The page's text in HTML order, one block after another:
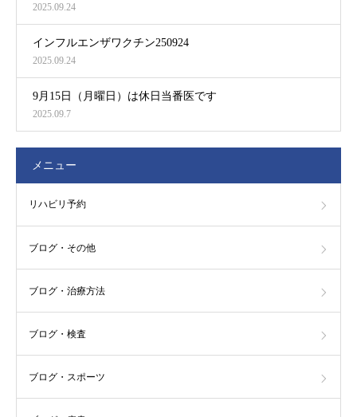
2025.09.24
インフルエンザワクチン250924
2025.09.24
9月15日（月曜日）は休日当番医です
2025.09.7
メニュー
リハビリ予約
ブログ・その他
ブログ・治療方法
ブログ・検査
ブログ・スポーツ